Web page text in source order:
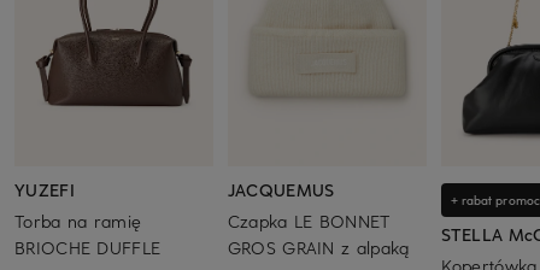
YUZEFI
Torba na ramię
BRIOCHE DUFFLE
JACQUEMUS
Czapka LE BONNET
GROS GRAIN z alpaką
+ rabat
STELLA